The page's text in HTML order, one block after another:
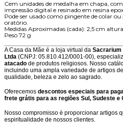
Cem unidades de medalha em chapa,
impressão digital e resinado em resina
Pode ser usado como pingente de colar
oratório.
Medidas Aproximadas (cada): 2,5 cm
Peso 72 g
A Casa da Mãe é a loja virtual da Sacrarium
Ltda (CNPJ: 05.810.412/0001-00),
atacadode produtos religiosos. Nosso
incluindo uma ampla variedade de artigos
qualidade, beleza e zelo ao sagrado.
Oferecemos descontos especiais para
frete grátis para as regiões Sul, Sudeste e
Nosso compromisso é proporcionar artigos
espiritualidade de nossos clientes.